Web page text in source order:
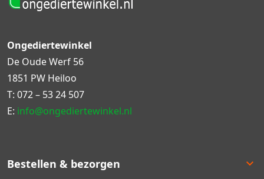
Bestellen & bezorgen
Ongediertewinkel
De Oude Werf 56
1851 PW Heiloo
T: 072 – 53 24 507
E: info@ongediertewinkel.nl